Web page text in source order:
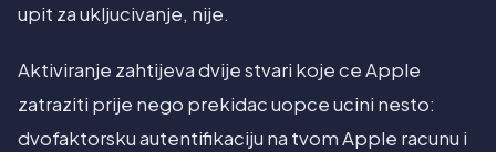
upit za ukljucivanje, nije.
Aktiviranje zahtijeva dvije stvari koje ce Apple
zatraziti prije nego prekidac uopce ucini nesto:
dvofaktorsku autentifikaciju na tvom Apple racunu i